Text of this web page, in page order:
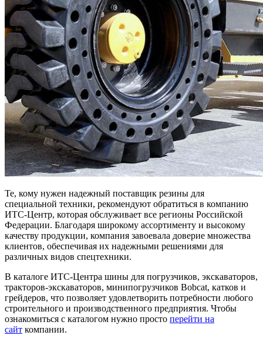
Те, кому нужен надежный поставщик резины для
специальной техники, рекомендуют обратиться в компанию
ИТС-Центр, которая обслуживает все регионы Российской
Федерации. Благодаря широкому ассортименту и высокому
качеству продукции, компания завоевала доверие множества
клиентов, обеспечивая их надежными решениями для
различных видов спецтехники.
В каталоге ИТС-Центра шины для погрузчиков, экскаваторов,
тракторов-экскаваторов, минипогрузчиков Bobcat, катков и
грейдеров, что позволяет удовлетворить потребности любого
строительного и производственного предприятия. Чтобы
ознакомиться с каталогом нужно просто перейти на
сайт компании.